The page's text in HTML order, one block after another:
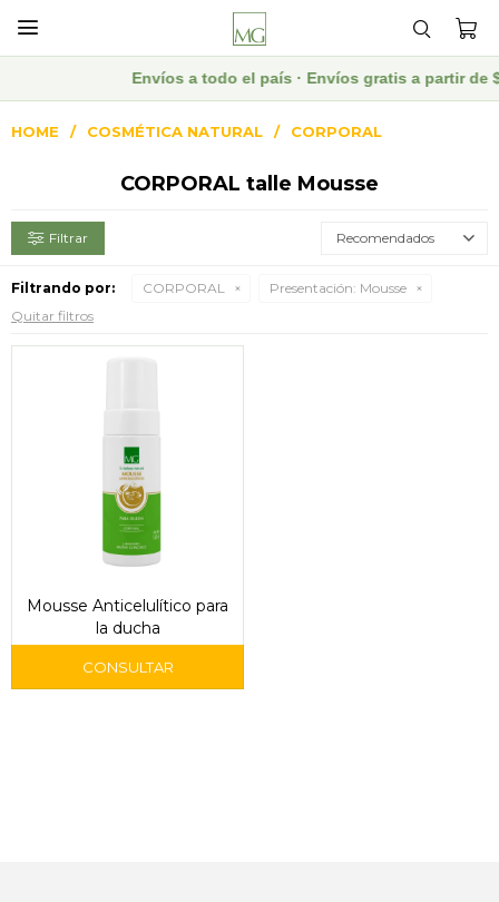

Envíos a todo el país · Envíos gratis a partir de
HOME COSMÉTICA NATURAL CORPORAL
CORPORAL talle Mousse
Recomendados
Filtrando por: CORPORAL Presentación: Mousse
Quitar filtros
Mousse Anticelulítico para
la ducha